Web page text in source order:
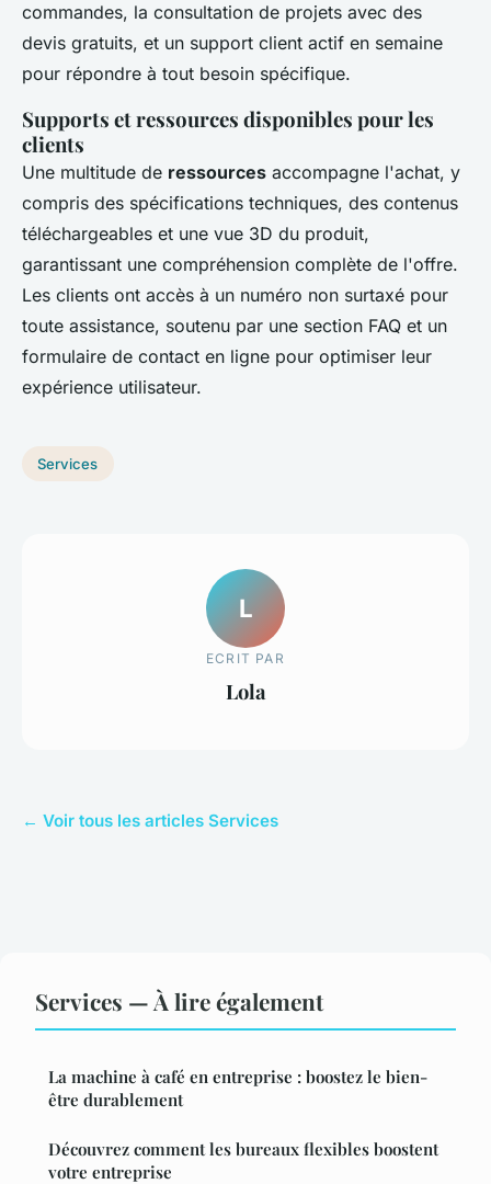
commandes, la consultation de projets avec des
devis gratuits, et un support client actif en semaine
pour répondre à tout besoin spécifique.
Supports et ressources disponibles pour les
clients
Une multitude de ressources accompagne l'achat, y
compris des spécifications techniques, des contenus
téléchargeables et une vue 3D du produit,
garantissant une compréhension complète de l'offre.
Les clients ont accès à un numéro non surtaxé pour
toute assistance, soutenu par une section FAQ et un
formulaire de contact en ligne pour optimiser leur
expérience utilisateur.
Services
L
ECRIT PAR
Lola
← Voir tous les articles Services
Services — À lire également
La machine à café en entreprise : boostez le bien-
être durablement
Découvrez comment les bureaux flexibles boostent
votre entreprise